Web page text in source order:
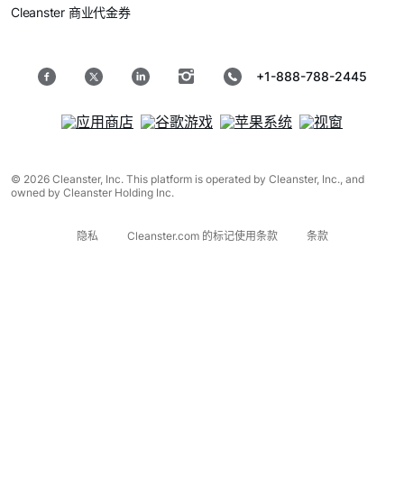
Cleanster 商业代金券
+1-888-788-2445
© 2026 Cleanster, Inc. This platform is operated by Cleanster, Inc., and
owned by Cleanster Holding Inc.
隐私 Cleanster.com 的标记使用条款 条款